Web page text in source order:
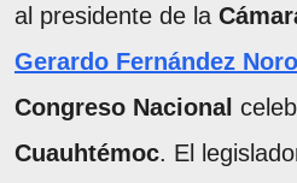
al presidente de la
Gerardo Fernández
Congreso Nacional
Cuauhtémoc. El